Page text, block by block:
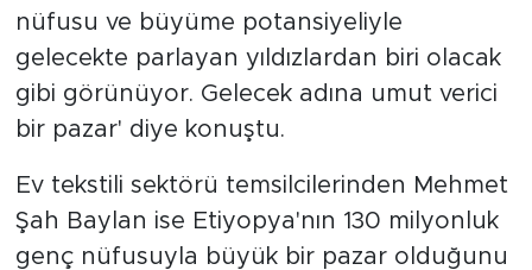
nüfusu ve büyüme potansiyeliyle
gelecekte parlayan yıldızlardan biri olacak
gibi görünüyor. Gelecek adına umut verici
bir pazar' diye konuştu.
Ev tekstili sektörü temsilcilerinden Mehmet
Şah Baylan ise Etiyopya'nın 130 milyonluk
genç nüfusuyla büyük bir pazar olduğunu